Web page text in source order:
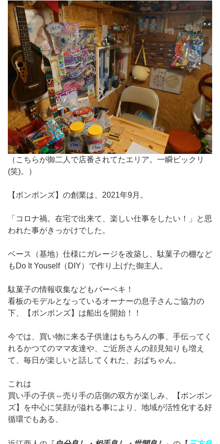
（こちらが御二人で店番されてたエリア。一瞬ビックリ
(笑)。）
【ボンボンズ】の創業は、2021年9月。
「コロナ禍。在宅で出来て、楽しい仕事をしたい！」と思
われた事がきっかけでした。
ベース（基地）仕様にガレージを改築し、駄菓子の棚など
もDo It Youself（DIY）で作り上げた御主人。
駄菓子の情報収集などもパーペキ！
看板のモデルとなっているオーナーの息子さんご協力の
下、【ボンボンズ】は船出を開始！！
今では、買い物に来る子供達はもちろんの事、手伝ってく
れるかつてのママ友達や、ご近所さんの顔見知りも増え
て、毎日が楽しいと話してくれた、おばちゃん。
これは
買い手の子供⇔売り手の店側の双方が楽しみ、【ボンボン
ズ】を中心に笑顔が溢れる事により、地域が活性化する好
循環でもある、